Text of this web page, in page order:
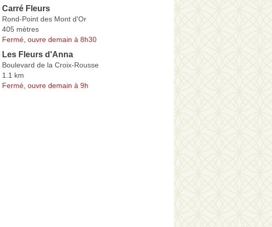
Carré Fleurs
Rond-Point des Mont d'Or
405 mètres
Fermé, ouvre demain à 8h30
Les Fleurs d'Anna
Boulevard de la Croix-Rousse
1.1 km
Fermé, ouvre demain à 9h